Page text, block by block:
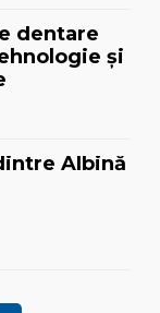
dentare
și
Albină